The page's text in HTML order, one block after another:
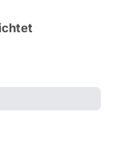
von 5 Sternen